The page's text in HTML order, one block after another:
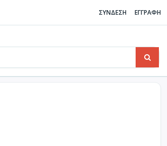
ΣΥΝΔΕΣΗ ΕΓΓΡΑΦΗ